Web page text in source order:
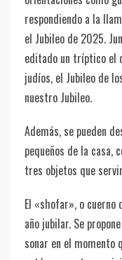
respondiendo a la
el Jubileo de 2025.
editado un tríptico el
judíos, el Jubileo de
nuestro Jubileo.
Además, se pueden
pequeños de la casa,
tres objetos que
El «shofar», o cuerno
año jubilar. Se
sonar en el momento